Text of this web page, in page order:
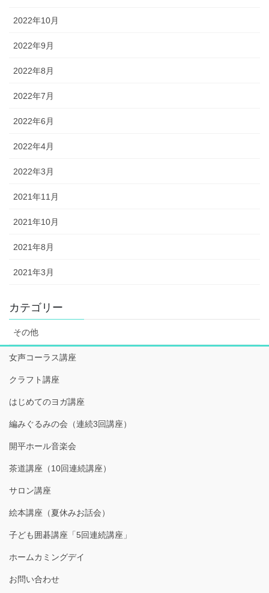
2022年10月
2022年9月
2022年8月
2022年7月
2022年6月
2022年4月
2022年3月
2021年11月
2021年10月
2021年8月
2021年3月
カテゴリー
その他
女声コーラス講座
クラフト講座
はじめてのヨガ講座
編みぐるみの会（連続3回講座）
開平ホール音楽会
茶道講座（10回連続講座）
サロン講座
絵本講座（夏休みお話会）
子ども囲碁講座「5回連続講座」
ホームカミングデイ
お問い合わせ